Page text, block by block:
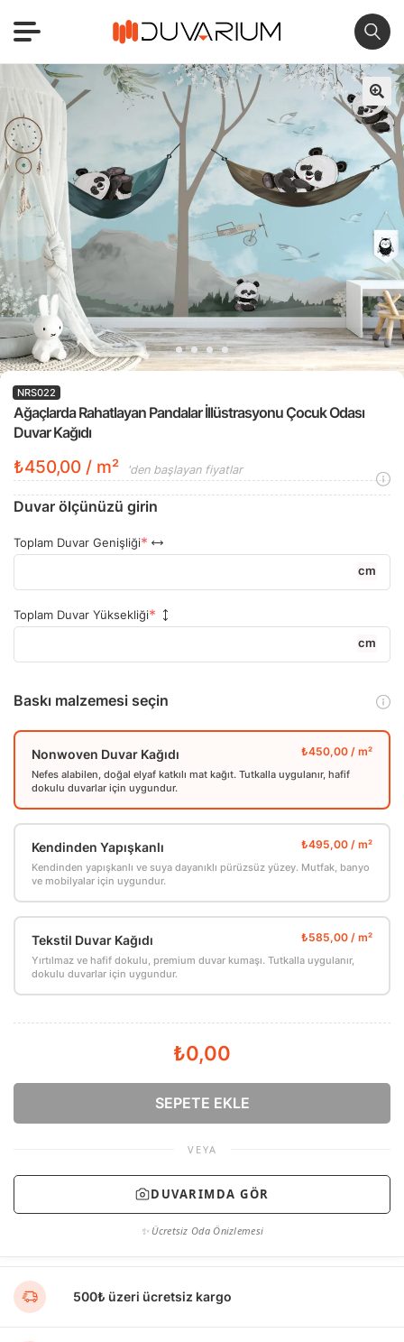
🔍
Ağaçlarda Rahatlayan Pandalar İllüstrasyonu Çocuk Odası
Duvar Kağıdı
NRS022
₺450,00 / m² 'den başlayan fiyatlar
Duvar ölçünüzü girin
Toplam Duvar Genişliği
cm
Toplam Duvar Yüksekliği
cm
Baskı malzemesi seçin
Nonwoven Duvar Kağıdı
Nefes alabilen, doğal elyaf katkılı mat kağıt. Tutkalla uygulanır, hafif
dokulu duvarlar için uygundur.
Kendinden Yapışkanlı
Kendinden yapışkanlı ve suya dayanıklı pürüzsüz yüzey. Mutfak, banyo
ve mobilyalar için uygundur.
Tekstil Duvar Kağıdı
Yırtılmaz ve hafif dokulu, premium duvar kumaşı. Tutkalla uygulanır,
dokulu duvarlar için uygundur.
₺0,00
SEPETE EKLE
VEYA
DUVARIMDA GÖR
✨ Ücretsiz Oda Önizlemesi
500₺ üzeri ücretsiz kargo